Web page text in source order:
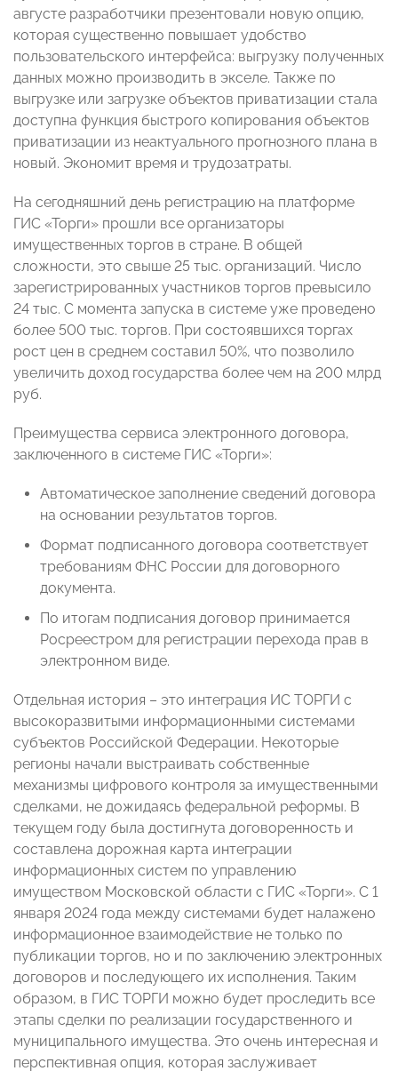
августе разработчики презентовали новую опцию,
которая существенно повышает удобство
пользовательского интерфейса: выгрузку полученных
данных можно производить в экселе. Также по
выгрузке или загрузке объектов приватизации стала
доступна функция быстрого копирования объектов
приватизации из неактуального прогнозного плана в
новый. Экономит время и трудозатраты.
На сегодняшний день регистрацию на платформе
ГИС «Торги» прошли все организаторы
имущественных торгов в стране. В общей
сложности, это свыше 25 тыс. организаций. Число
зарегистрированных участников торгов превысило
24 тыс. С момента запуска в системе уже проведено
более 500 тыс. торгов. При состоявшихся торгах
рост цен в среднем составил 50%, что позволило
увеличить доход государства более чем на 200 млрд
руб.
Преимущества сервиса электронного договора,
заключенного в системе ГИС «Торги»:
Автоматическое заполнение сведений договора
на основании результатов торгов.
Формат подписанного договора соответствует
требованиям ФНС России для договорного
документа.
По итогам подписания договор принимается
Росреестром для регистрации перехода прав в
электронном виде.
Отдельная история – это интеграция ИС ТОРГИ с
высокоразвитыми информационными системами
субъектов Российской Федерации. Некоторые
регионы начали выстраивать собственные
механизмы цифрового контроля за имущественными
сделками, не дожидаясь федеральной реформы. В
текущем году была достигнута договоренность и
составлена дорожная карта интеграции
информационных систем по управлению
имуществом Московской области с ГИС «Торги». С 1
января 2024 года между системами будет налажено
информационное взаимодействие не только по
публикации торгов, но и по заключению электронных
договоров и последующего их исполнения. Таким
образом, в ГИС ТОРГИ можно будет проследить все
этапы сделки по реализации государственного и
муниципального имущества. Это очень интересная и
перспективная опция, которая заслуживает